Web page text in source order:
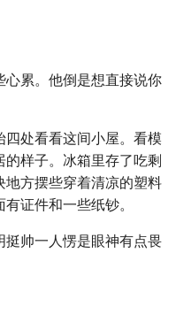
累。他倒是想直接说你
处看看这间小屋。看模
样子。冰箱里存了吃剩
方摆些穿着清凉的塑料
证件和一些纸钞。
帅一人愣是眼神有点畏